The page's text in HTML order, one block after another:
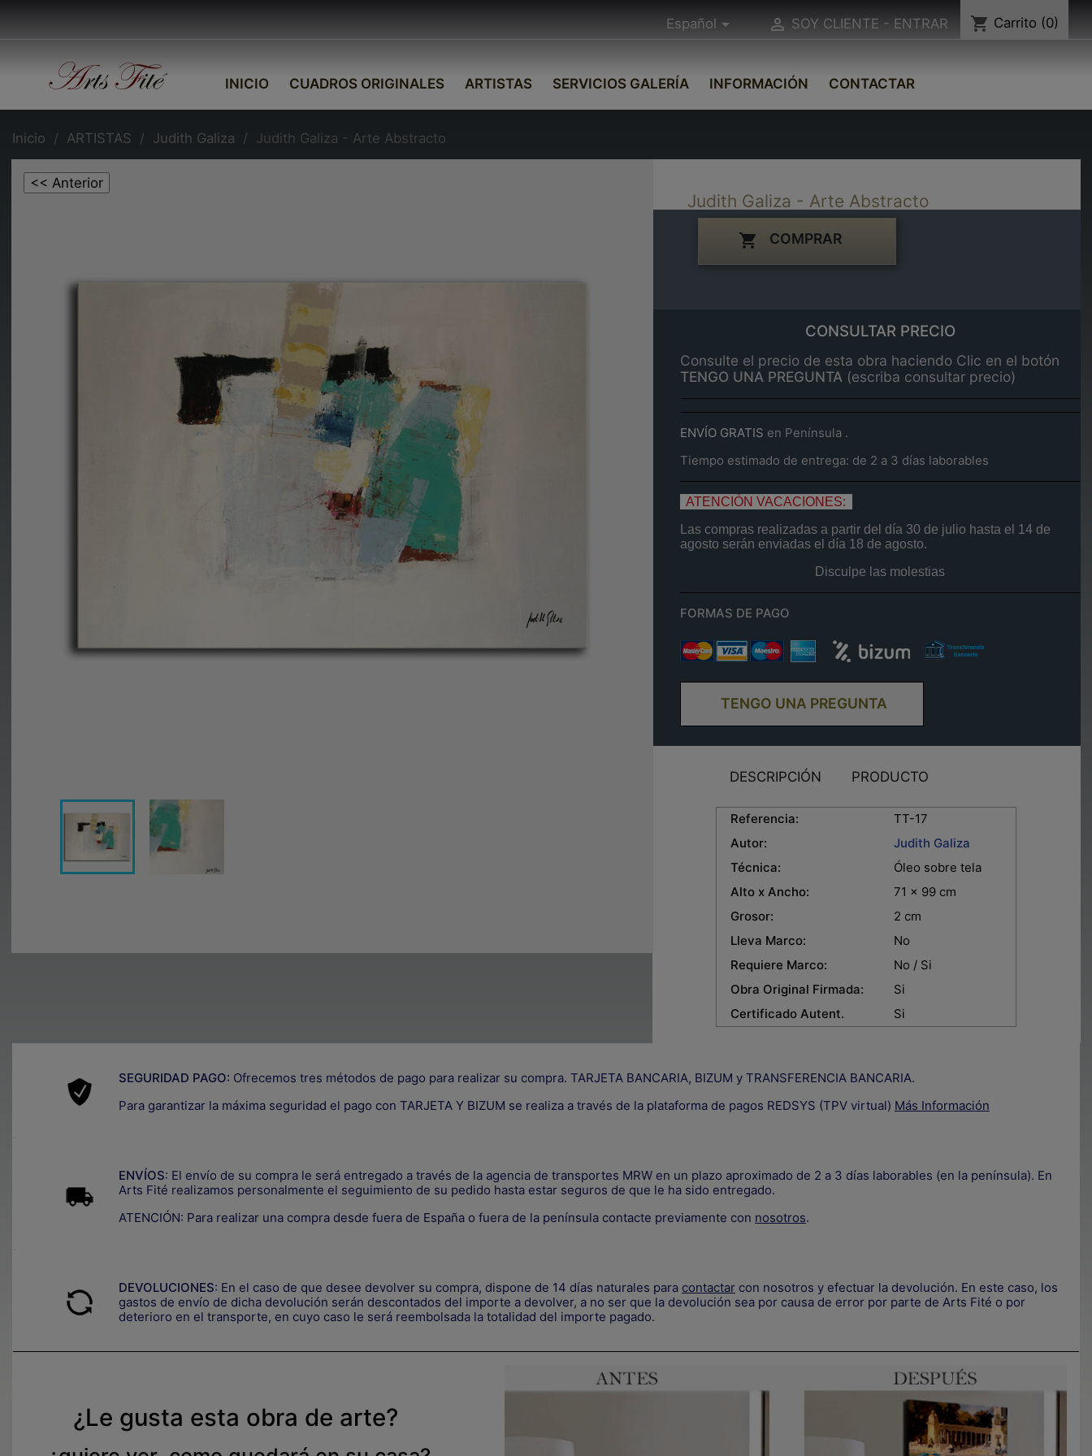
Español  SOY CLIENTE - ENTRAR shopping_cart Carrito (0)
INICIO CUADROS ORIGINALES ARTISTAS SERVICIOS GALERÍA INFORMACIÓN CONTACTAR
Inicio ARTISTAS Judith Galiza Judith Galiza - Arte Abstracto
Judith Galiza - Arte Abstracto
 COMPRAR
CONSULTAR PRECIO
Consulte el precio de esta obra haciendo Clic en el botón
TENGO UNA PREGUNTA (escriba consultar precio)
ENVÍO GRATIS en Península .
Tiempo estimado de entrega: de 2 a 3 días laborables
ATENCIÓN VACACIONES:
Las compras realizadas a partir del día 30 de julio hasta el 14de
agosto serán enviadas el día 18 de agosto.
Disculpe las molestias
FORMAS DE PAGO
TENGO UNA PREGUNTA
DESCRIPCIÓN PRODUCTO
Referencia:
TT-17
Autor:
Judith Galiza
Técnica:
Óleo sobre tela
Alto x Ancho:
71 x 99 cm
Grosor:
2 cm
Lleva Marco:
No
Requiere Marco:
No / Si
Obra Original Firmada:
Si
Certificado Autent.
Si
SEGURIDAD PAGO: Ofrecemos tres métodos de pago para realizar su compra. TARJETA BANCARIA, BIZUM y TRANSFERENCIA BANCARIA.
Para garantizar la máxima seguridad el pago con TARJETA Y BIZUM se realiza a través de la plataforma de pagos REDSYS (TPV virtual) Más Información
ENVÍOS: El envío de su compra le será entregado a través de la agencia de transportes MRW en un plazo aproximado de 2 a 3 días laborables (en la península). En
Arts Fité realizamos personalmente el seguimiento de su pedido hasta estar seguros de que le ha sido entregado.
ATENCIÓN: Para realizar una compra desde fuera de España o fuera de la península contacte previamente con nosotros.
DEVOLUCIONES: En el caso de que desee devolver su compra, dispone de 14 días naturales para contactar con nosotros y efectuar la devolución. En este caso, los
gastos de envío de dicha devolución serán descontados del importe a devolver, a no ser que la devolución sea por causa de error por parte de Arts Fité o por
deterioro en el transporte, en cuyo caso le será reembolsada la totalidad del importe pagado.
¿Le gusta esta obra de arte?